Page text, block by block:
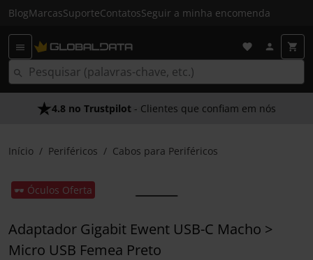
BlogMarcasSuporteContatosSeguir a minha encomenda
4.8 no Trustpilot - Clientes que confiam em nós
Início Periféricos Cabos para Periféricos
🕶️ Óculos Oferta
Adaptador Gigabit Ewent USB-C Macho >
Micro USB Femea Preto